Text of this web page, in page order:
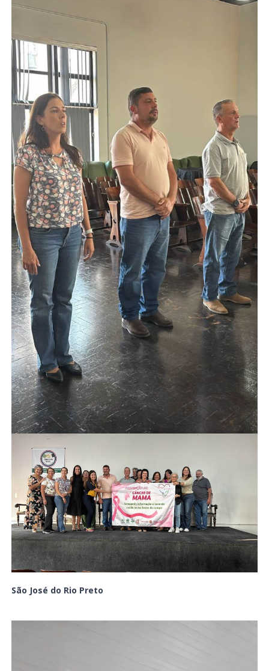
São José do Rio Preto